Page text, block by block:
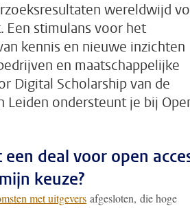
wereldwijd
Een stimulans voor het
kennis en nieuwe inzichten
en maatschappelijke
Digital Scholarship van de
ondersteunt je bij
deal voor open
keuze?
met uitgevers afgesloten, die hoge